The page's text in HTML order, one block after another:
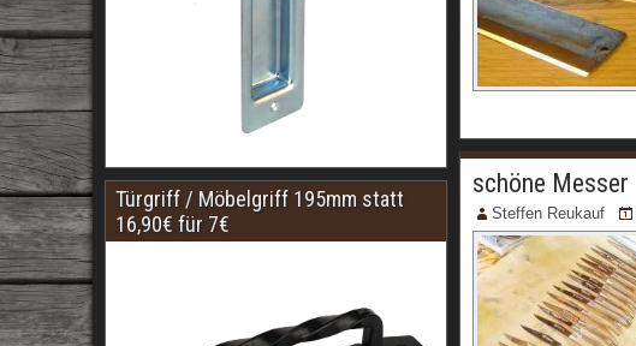
schöne Messer
Steffen Reukauf
Türgriff / Möbelgriff 195mm statt
16,90€ für 7€